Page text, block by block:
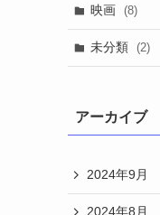
映画 (8)
未分類 (2)
アーカイブ
2024年9月
2024年8月